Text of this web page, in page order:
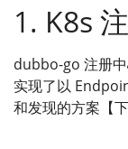
1. K8s
dubbo-go 注册
实现了以
和发现的方案【